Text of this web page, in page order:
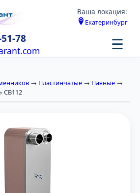
Ваша локация:
Екатеринбург
78 ☰
→ Пластинчатые → Паяные →
CB112